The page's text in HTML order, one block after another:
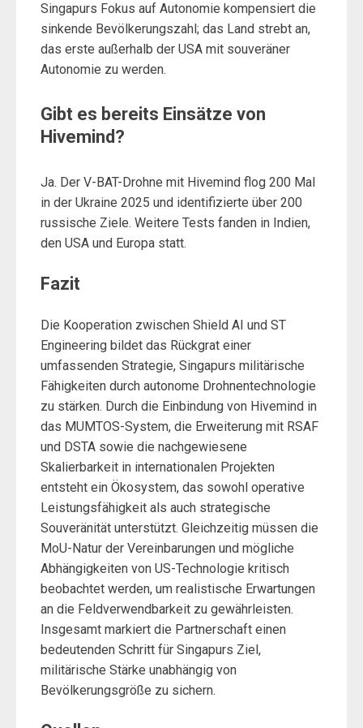
Singapurs Fokus auf Autonomie kompensiert die
sinkende Bevölkerungszahl; das Land strebt an,
das erste außerhalb der USA mit souveräner
Autonomie zu werden.
Gibt es bereits Einsätze von
Hivemind?
Ja. Der V-BAT-Drohne mit Hivemind flog 200 Mal
in der Ukraine 2025 und identifizierte über 200
russische Ziele. Weitere Tests fanden in Indien,
den USA und Europa statt.
Fazit
Die Kooperation zwischen Shield AI und ST
Engineering bildet das Rückgrat einer
umfassenden Strategie, Singapurs militärische
Fähigkeiten durch autonome Drohnentechnologie
zu stärken. Durch die Einbindung von Hivemind in
das MUMTOS-System, die Erweiterung mit RSAF
und DSTA sowie die nachgewiesene
Skalierbarkeit in internationalen Projekten
entsteht ein Ökosystem, das sowohl operative
Leistungsfähigkeit als auch strategische
Souveränität unterstützt. Gleichzeitig müssen die
MoU-Natur der Vereinbarungen und mögliche
Abhängigkeiten von US-Technologie kritisch
beobachtet werden, um realistische Erwartungen
an die Feldverwendbarkeit zu gewährleisten.
Insgesamt markiert die Partnerschaft einen
bedeutenden Schritt für Singapurs Ziel,
militärische Stärke unabhängig von
Bevölkerungsgröße zu sichern.